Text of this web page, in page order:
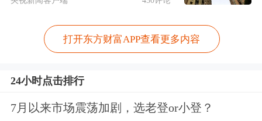
一则需要论证，二则需要时间，尤其是
涉及立法，更有不可或缺的流程。
连弄虚作假都无法应对，那么这个市场
打开东方财富APP查看更多内容
24小时点击排行
7月以来市场震荡加剧，选老登or小登？